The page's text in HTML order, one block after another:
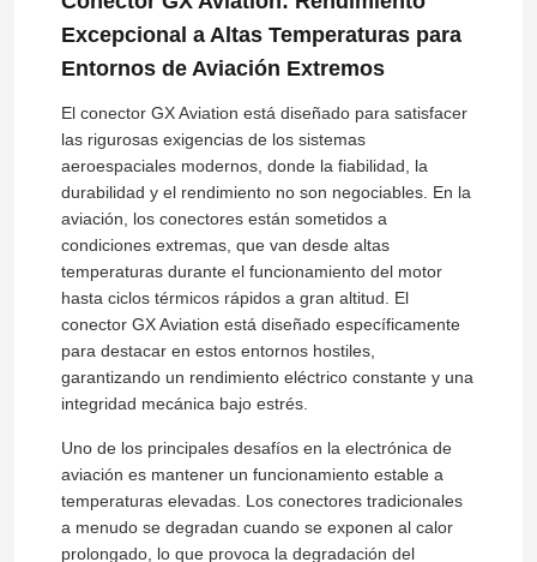
Excepcional a Altas Temperaturas para
Entornos de Aviación Extremos
El conector GX Aviation está diseñado para satisfacer
las rigurosas exigencias de los sistemas
aeroespaciales modernos, donde la fiabilidad, la
durabilidad y el rendimiento no son negociables. En la
aviación, los conectores están sometidos a
condiciones extremas, que van desde altas
temperaturas durante el funcionamiento del motor
hasta ciclos térmicos rápidos a gran altitud. El
conector GX Aviation está diseñado específicamente
para destacar en estos entornos hostiles,
garantizando un rendimiento eléctrico constante y una
integridad mecánica bajo estrés.
Uno de los principales desafíos en la electrónica de
aviación es mantener un funcionamiento estable a
temperaturas elevadas. Los conectores tradicionales
a menudo se degradan cuando se exponen al calor
prolongado, lo que provoca la degradación del